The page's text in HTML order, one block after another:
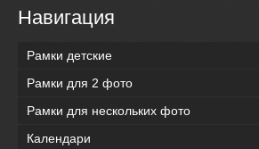
Навигация
Рамки детские
Рамки для 2 фото
Рамки для нескольких фото
Календари